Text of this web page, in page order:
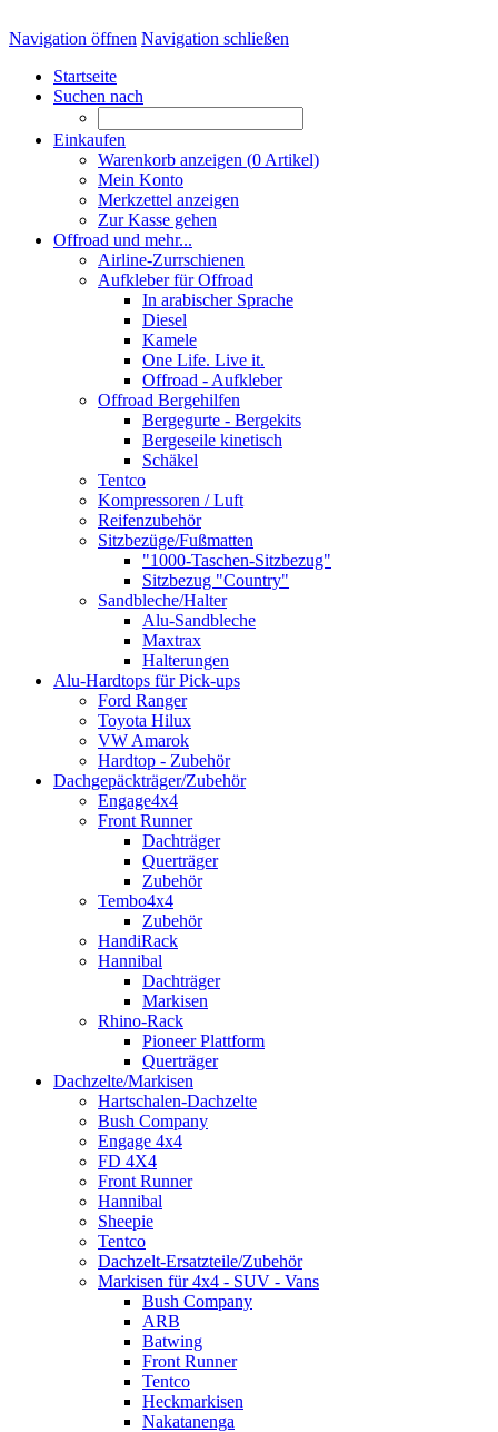
Navigation öffnen Navigation schließen
Startseite
Suchen nach
Einkaufen
Warenkorb anzeigen (0 Artikel)
Mein Konto
Merkzettel anzeigen
Zur Kasse gehen
Offroad und mehr...
Airline-Zurrschienen
Aufkleber für Offroad
In arabischer Sprache
Diesel
Kamele
One Life. Live it.
Offroad - Aufkleber
Offroad Bergehilfen
Bergegurte - Bergekits
Bergeseile kinetisch
Schäkel
Tentco
Kompressoren / Luft
Reifenzubehör
Sitzbezüge/Fußmatten
"1000-Taschen-Sitzbezug"
Sitzbezug "Country"
Sandbleche/Halter
Alu-Sandbleche
Maxtrax
Halterungen
Alu-Hardtops für Pick-ups
Ford Ranger
Toyota Hilux
VW Amarok
Hardtop - Zubehör
Dachgepäckträger/Zubehör
Engage4x4
Front Runner
Dachträger
Querträger
Zubehör
Tembo4x4
Zubehör
HandiRack
Hannibal
Dachträger
Markisen
Rhino-Rack
Pioneer Plattform
Querträger
Dachzelte/Markisen
Hartschalen-Dachzelte
Bush Company
Engage 4x4
FD 4X4
Front Runner
Hannibal
Sheepie
Tentco
Dachzelt-Ersatzteile/Zubehör
Markisen für 4x4 - SUV - Vans
Bush Company
ARB
Batwing
Front Runner
Tentco
Heckmarkisen
Nakatanenga